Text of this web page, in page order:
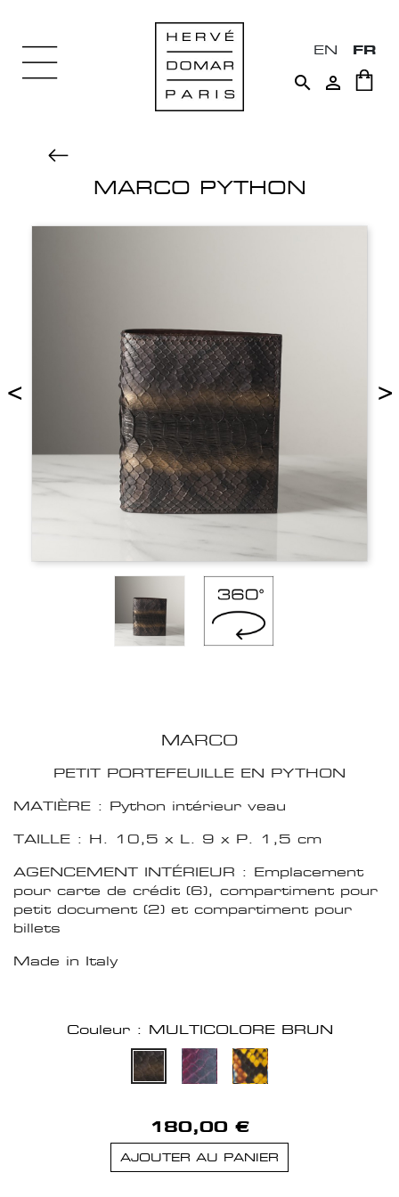
EN FR
 
MARCO PYTHON
< >
MARCO
PETIT PORTEFEUILLE EN PYTHON
MATIÈRE : Python intérieur veau
TAILLE : H. 10,5 x L. 9 x P. 1,5 cm
AGENCEMENT INTÉRIEUR : Emplacement
pour carte de crédit (6), compartiment pour
petit document (2) et compartiment pour
billets
Made in Italy
Couleur : MULTICOLORE BRUN
180,00 €
AJOUTER AU PANIER